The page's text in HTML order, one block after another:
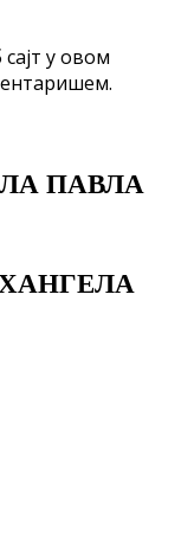
у овом
ПАВЛА